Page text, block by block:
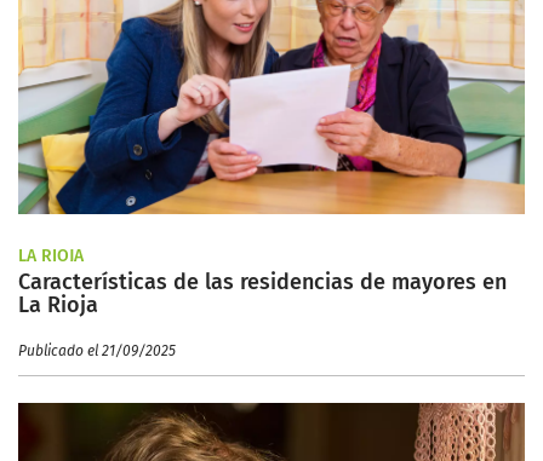
LA RIOJA
Características de las residencias de mayores en
La Rioja
Publicado el 21/09/2025